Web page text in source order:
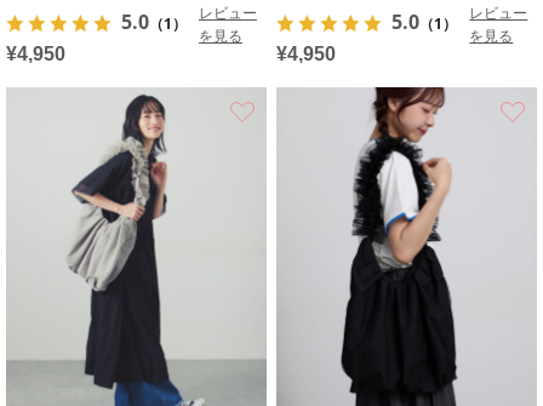
5.0 （1）
レビュー
を見る
¥4,950
5.0 （1）
レビュー
を見る
¥4,950